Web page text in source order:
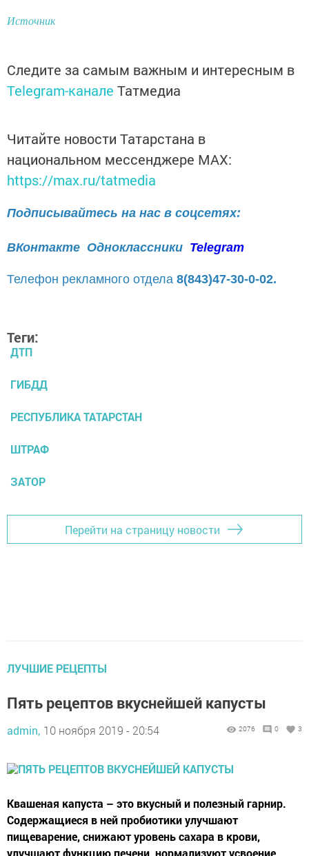
Источник
Следите за самым важным и интересным в
Telegram-канале Татмедиа
Читайте новости Татарстана в
национальном мессенджере MАХ:
https://max.ru/tatmedia
Подписывайтесь на нас в соцсетях:
ВКонтакте Одноклассники Telegram
Телефон рекламного отдела 8(843)47-30-0-02.
Теги:
ДТП
ГИБДД
РЕСПУБЛИКА ТАТАРСТАН
ШТРАФ
ЗАТОР
Перейти на страницу новости
ЛУЧШИЕ РЕЦЕПТЫ
Пять рецептов вкуснейшей капусты
admin, 10 ноября 2019 - 20:54 2076 0 3
Квашеная капуста – это вкусный и полезный гарнир.
Содержащиеся в ней пробиотики улучшают
пищеварение, снижают уровень сахара в крови,
улучшают функцию печени, нормализуют усвоение